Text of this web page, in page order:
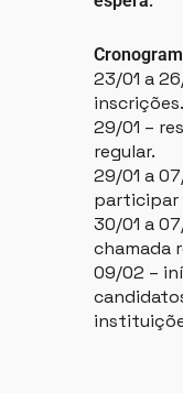
23/01 a
inscrições.
29/01 –
regular.
29/01 a
participar
30/01 a
chamada
09/02 –